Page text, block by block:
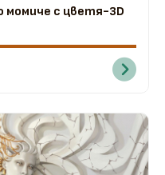
с цветя-3D